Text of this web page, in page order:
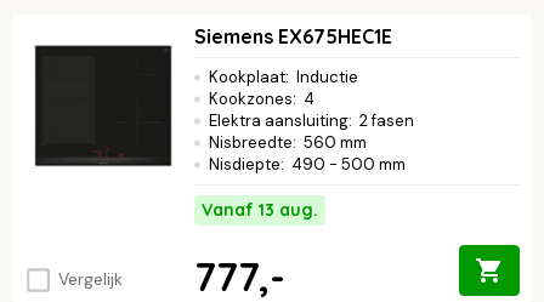
Vergelijk
Siemens EX675HEC1E
Kookplaat: Inductie
Kookzones: 4
Elektra aansluiting: 2 fasen
Nisbreedte: 560 mm
Nisdiepte: 490 - 500 mm
Vanaf 13 aug.
777,-